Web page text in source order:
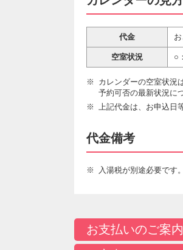
代金
空室状況 ○
カレンダーの空室状況
予約可否の最新状況に
上記代金は、お申込日
代金備考
入湯税が別途必要です
お支払いのご案内